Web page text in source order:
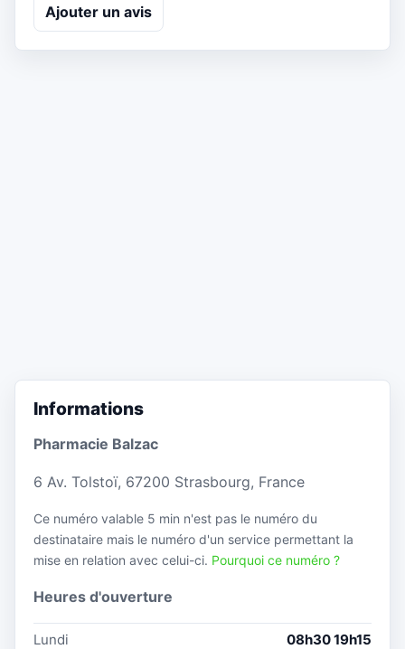
Ajouter un avis
Informations
Pharmacie Balzac
6 Av. Tolstoï, 67200 Strasbourg, France
Ce numéro valable 5 min n'est pas le numéro du
destinataire mais le numéro d'un service permettant la
mise en relation avec celui-ci. Pourquoi ce numéro ?
Heures d'ouverture
Lundi
08h30 19h15